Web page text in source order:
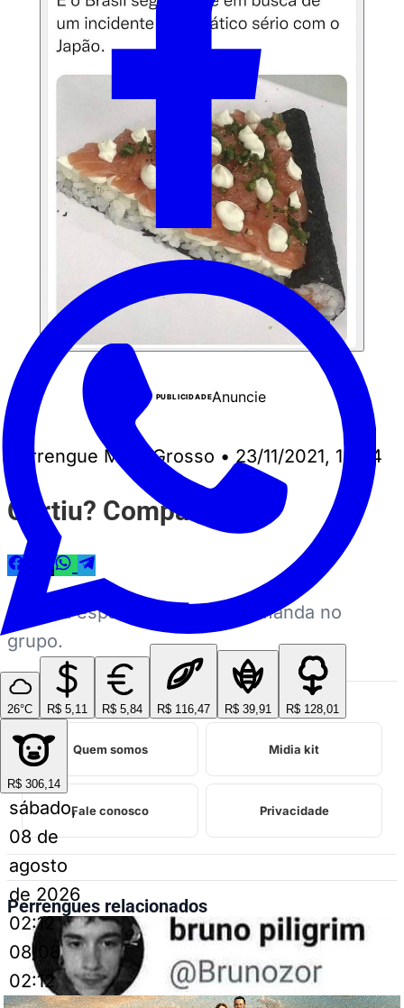
26°C R$ 5,11 R$ 5,84 R$ 116,47 R$ 39,91 R$ 128,01
R$ 306,14
sábado,
08 de
agosto
de 2026
02:12
08/08
02:12
PUBLICIDADEAnuncie
Perrengue Mato Grosso • 23/11/2021, 13:04
Curtiu? Compartilhe
Ajuda a espalhar a notícia — manda no
grupo.
INSTITUCIONAL
Quem somos Midia kit
Fale conosco Privacidade
Perrengues relacionados